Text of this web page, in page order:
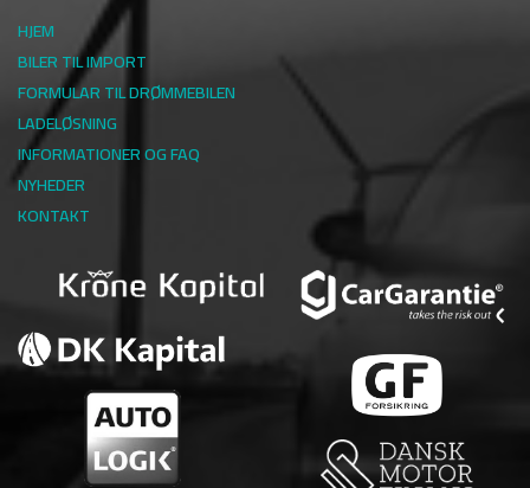
HJEM
BILER TIL IMPORT
FORMULAR TIL DRØMMEBILEN
LADELØSNING
INFORMATIONER OG FAQ
NYHEDER
KONTAKT